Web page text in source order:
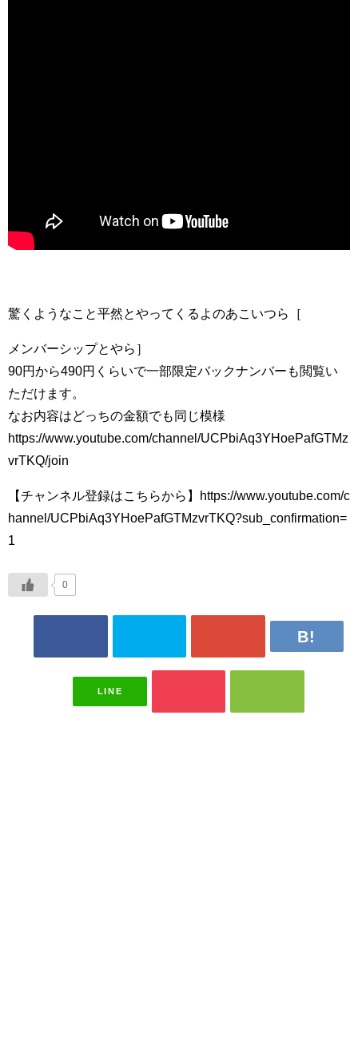
驚くようなこと平然とやってくるよのあこいつら［
メンバーシップとやら］
90円から490円くらいで一部限定バックナンバーも閲覧い
ただけます。
なお内容はどっちの金額でも同じ模様
https://www.youtube.com/channel/UCPbiAq3YHoePafGTMz
vrTKQ/join
【チャンネル登録はこちらから】https://www.youtube.com/c
hannel/UCPbiAq3YHoePafGTMzvrTKQ?sub_confirmation=
1
0
LINE